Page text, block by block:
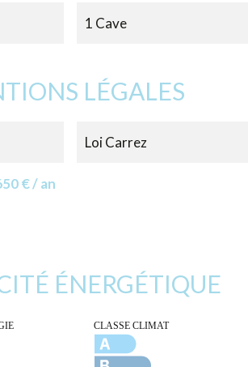
1 Cave
LÉGALES
Loi Carrez
€ / an
ÉNERGÉTIQUE